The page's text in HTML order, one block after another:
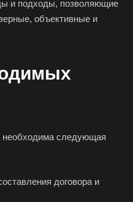
и подходы, позволяющие
объективные и
следующая
договора и